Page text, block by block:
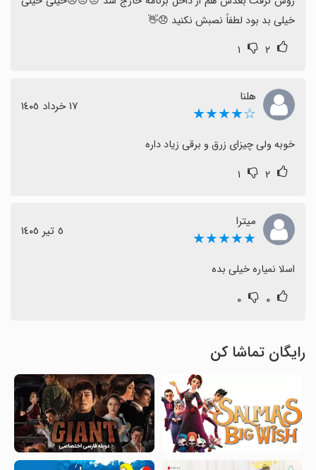
خیلی بد بود لطفاً نصبش نکنید 😞👋
۲ ۱
هلنا
☆★★★★ ١٧ خرداد ١٤٠٥
خوبه ولی چیزای زرق و برقی زیاد داره
۲ ۱
میترا
★★★★★ ٥ تیر ١٤٠٥
اسلا نمیاره خیلی بده
۰ ۰
رایگان تماشا کن